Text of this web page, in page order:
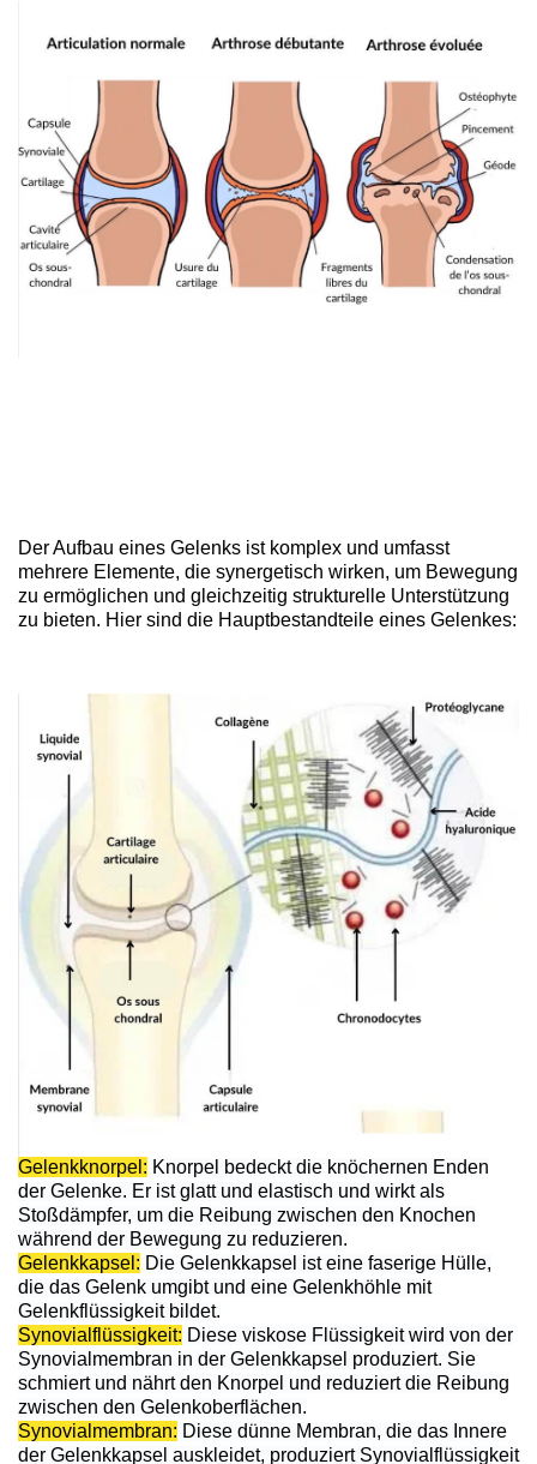
Der Aufbau eines Gelenks ist komplex und umfasst
mehrere Elemente, die synergetisch wirken, um Bewegung
zu ermöglichen und gleichzeitig strukturelle Unterstützung
zu bieten. Hier sind die Hauptbestandteile eines Gelenkes:
Gelenkknorpel: Knorpel bedeckt die knöchernen Enden
der Gelenke. Er ist glatt und elastisch und wirkt als
Stoßdämpfer, um die Reibung zwischen den Knochen
während der Bewegung zu reduzieren.
Gelenkkapsel: Die Gelenkkapsel ist eine faserige Hülle,
die das Gelenk umgibt und eine Gelenkhöhle mit
Gelenkflüssigkeit bildet.
Synovialflüssigkeit: Diese viskose Flüssigkeit wird von der
Synovialmembran in der Gelenkkapsel produziert. Sie
schmiert und nährt den Knorpel und reduziert die Reibung
zwischen den Gelenkoberflächen.
Synovialmembran: Diese dünne Membran, die das Innere
der Gelenkkapsel auskleidet, produziert Synovialflüssigkeit